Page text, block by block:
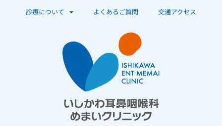
診療について
よくあるご質問 交通アクセス